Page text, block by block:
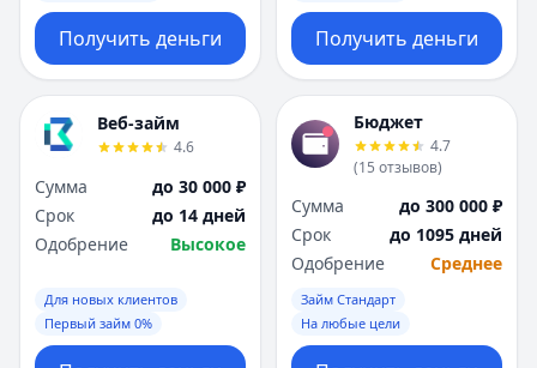
Получить деньги Получить деньги
Веб-займ
4.6
Сумма
до 30 000 ₽
Срок
до 14 дней
Одобрение
Высокое
Для новых клиентов
Первый займ 0%
Бюджет
4.7
(15 отзывов)
Сумма
до 300 000 ₽
Срок
до 1095 дней
Одобрение
Среднее
Займ Стандарт
На любые цели